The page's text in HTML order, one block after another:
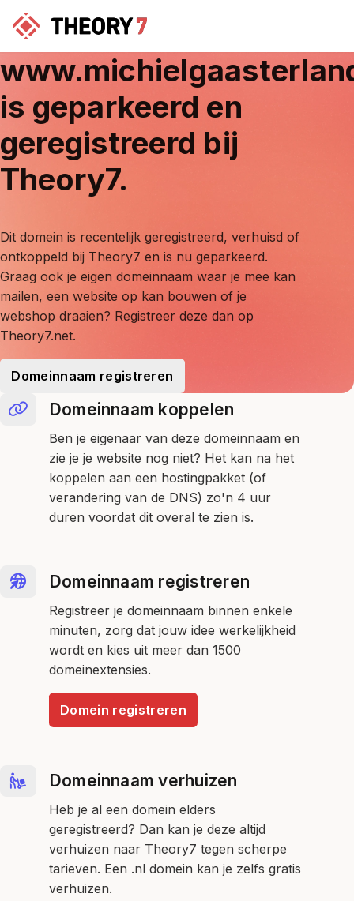
is geparkeerd en
geregistreerd bij
Theory7.
Dit domein is recentelijk geregistreerd, verhuisd of
ontkoppeld bij Theory7 en is nu geparkeerd.
Graag ook je eigen domeinnaam waar je mee kan
mailen, een website op kan bouwen of je
webshop draaien? Registreer deze dan op
Theory7.net.
Domeinnaam registreren
Domeinnaam koppelen
Ben je eigenaar van deze domeinnaam en
zie je je website nog niet? Het kan na het
koppelen aan een hostingpakket (of
verandering van de DNS) zo'n 4 uur
duren voordat dit overal te zien is.
Domeinnaam registreren
Registreer je domeinnaam binnen enkele
minuten, zorg dat jouw idee werkelijkheid
wordt en kies uit meer dan 1500
domeinextensies.
Domein registreren
Domeinnaam verhuizen
Heb je al een domein elders
geregistreerd? Dan kan je deze altijd
verhuizen naar Theory7 tegen scherpe
tarieven. Een .nl domein kan je zelfs gratis
verhuizen.